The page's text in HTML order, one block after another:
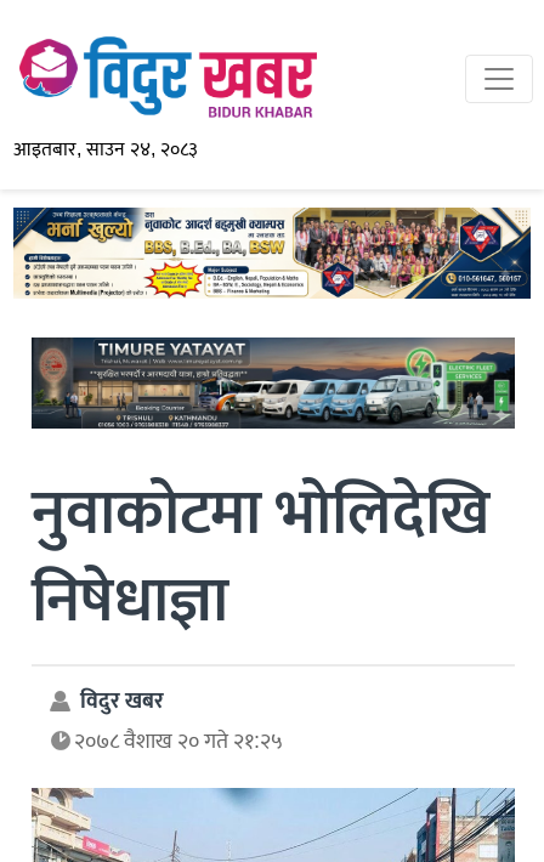
आइतबार, साउन २४, २०८३
नुवाकोटमा भोलिदेखि
निषेधाज्ञा
विदुर खबर
२०७८ वैशाख २० गते २१:२५